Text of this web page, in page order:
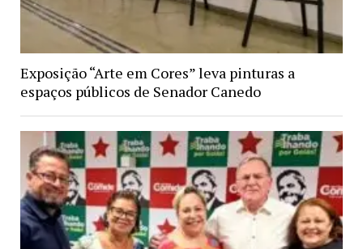
Exposição “Arte em Cores” leva pinturas a
espaços públicos de Senador Canedo